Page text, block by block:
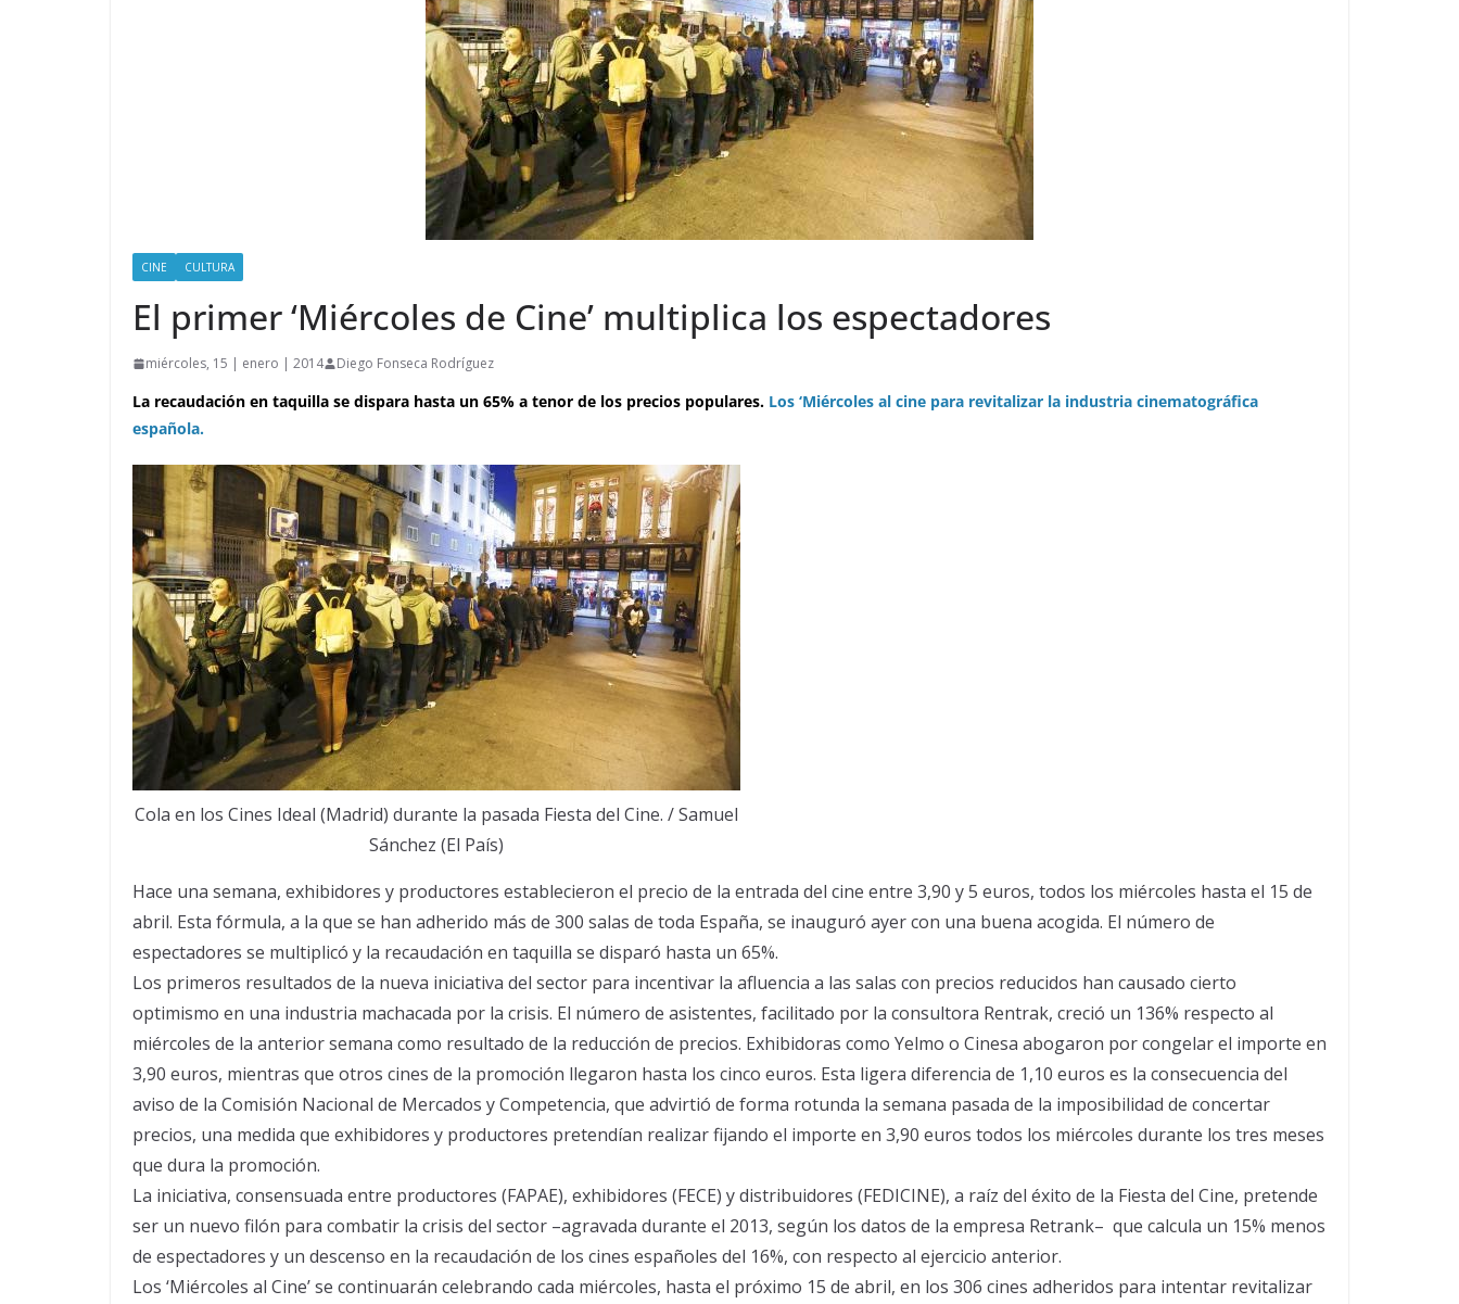
CINE CULTURA
El primer ‘Miércoles de Cine’ multiplica los espectadores
miércoles, 15 | enero | 2014 Diego Fonseca Rodríguez
La recaudación en taquilla se dispara hasta un 65% a tenor de los precios populares. Los ‘Miércoles al cine para revitalizar la industria cinematográfica
española.
Cola en los Cines Ideal (Madrid) durante la pasada Fiesta del Cine. / Samuel
Sánchez (El País)
Hace una semana, exhibidores y productores establecieron el precio de la entrada del cine entre 3,90 y 5 euros, todos los miércoles hasta el 15 de
abril. Esta fórmula, a la que se han adherido más de 300 salas de toda España, se inauguró ayer con una buena acogida. El número de
espectadores se multiplicó y la recaudación en taquilla se disparó hasta un 65%.
Los primeros resultados de la nueva iniciativa del sector para incentivar la afluencia a las salas con precios reducidos han causado cierto
optimismo en una industria machacada por la crisis. El número de asistentes, facilitado por la consultora Rentrak, creció un 136% respecto al
miércoles de la anterior semana como resultado de la reducción de precios. Exhibidoras como Yelmo o Cinesa abogaron por congelar el importe en
3,90 euros, mientras que otros cines de la promoción llegaron hasta los cinco euros. Esta ligera diferencia de 1,10 euros es la consecuencia del
aviso de la Comisión Nacional de Mercados y Competencia, que advirtió de forma rotunda la semana pasada de la imposibilidad de concertar
precios, una medida que exhibidores y productores pretendían realizar fijando el importe en 3,90 euros todos los miércoles durante los tres meses
que dura la promoción.
La iniciativa, consensuada entre productores (FAPAE), exhibidores (FECE) y distribuidores (FEDICINE), a raíz del éxito de la Fiesta del Cine, pretende
ser un nuevo filón para combatir la crisis del sector –agravada durante el 2013, según los datos de la empresa Retrank– que calcula un 15% menos
de espectadores y un descenso en la recaudación de los cines españoles del 16%, con respecto al ejercicio anterior.
Los ‘Miércoles al Cine’ se continuarán celebrando cada miércoles, hasta el próximo 15 de abril, en los 306 cines adheridos para intentar revitalizar